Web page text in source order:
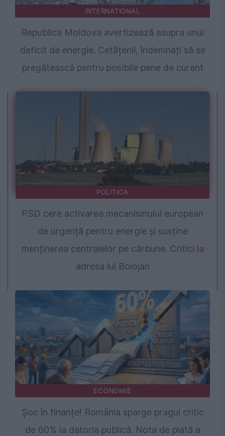
INTERNATIONAL
Republica Moldova avertizează asupra unui
deficit de energie. Cetățenii, îndemnați să se
pregătească pentru posibile pene de curent
POLITICA
PSD cere activarea mecanismului european
de urgență pentru energie și susține
menținerea centralelor pe cărbune. Critici la
adresa lui Bolojan
ECONOMIE
Șoc în finanțe! România sparge pragul critic
de 60% la datoria publică. Nota de plată a